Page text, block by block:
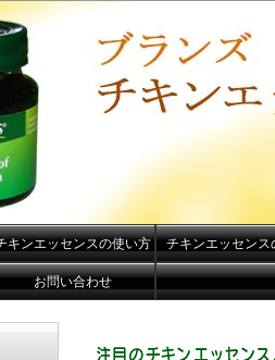
キンエッセンスの使い方 チキンエッセンス
お問い合わせ